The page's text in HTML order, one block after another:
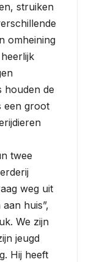
struiken
omheining
houden de
een groot
twee
weg uit
huis”,
We zijn
jeugd
Hij heeft